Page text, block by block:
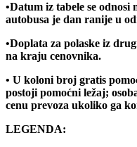
•Datum iz tabele se
autobusa je dan ranije u
•Doplata za polaske iz
na kraju cenovnika.
• U koloni broj gratis
postoji pomoćni ležaj;
cenu prevoza ukoliko ga
LEGENDA: